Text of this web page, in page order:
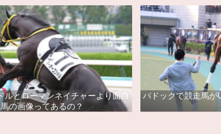
ルとローマンネイチャーより面白
の画像ってあるの？
パドックで競走馬